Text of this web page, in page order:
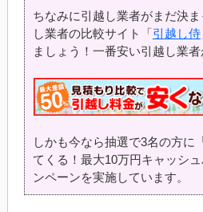
ちなみに引越し業者がまだ決
し業者の比較サイト「引越し侍
ましょう！一番安い引越し業
しかも今なら抽選で3名の方に
てくる！最大10万円キャッシ
ンペーンを実施しています。